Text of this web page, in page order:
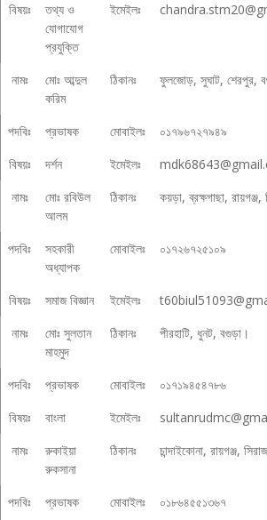
বিষয়ঃ
তথ্য ও
যোগাযোগ
প্রযুক্তি
ইমেইলঃ
নামঃ
মোঃ আব্দুল
করিম
ঠিকানঃ ফুলজোড়, সুঘাট, শেরপুর,
পদবিঃ প্রভাষক মোবাইলঃ
০১৭৯৬৭২৭৯৪৯
বিষয়ঃ
দর্শন ইমেইলঃ
নামঃ
মোঃ রবিউল
আলম
ঠিকানঃ কয়ড়া, ব্রক্ষগাছা, রায়গঞ্জ,
পদবিঃ
সহকারী
অধ্যাপক
মোবাইলঃ ০১৭২৬৭২৫১০৯
বিষয়ঃ সমাজ বিজ্ঞান ইমেইলঃ
নামঃ
মোঃ সুলতান
মাহমুদ
ঠিকানঃ পীরহাটি, ধুনট, বগুড়া।
পদবিঃ প্রভাষক মোবাইলঃ
০১৭১৯৪৫৪৭৮৬
বিষয়ঃ
বাংলা ইমেইলঃ
নামঃ
রুকাইয়া
রুকসানা
ঠিকানঃ চান্দাইকোনা, রায়গঞ্জ,
পদবিঃ প্রভাষক মোবাইলঃ
০১৮৬৪৫৫১৩৬৭